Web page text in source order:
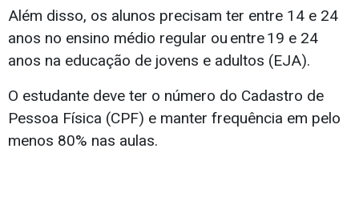
Além disso, os alunos precisam ter entre 14 e 24
anos no ensino médio regular ou entre 19 e 24
anos na educação de jovens e adultos (EJA).
O estudante deve ter o número do Cadastro de
Pessoa Física (CPF) e manter frequência em pelo
menos 80% nas aulas.